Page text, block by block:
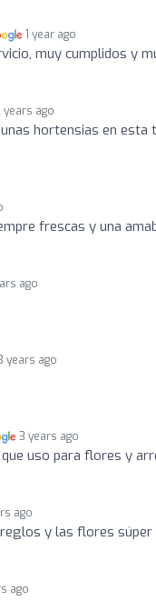
1 year ago
muy cumplidos y
years ago
hortensias en esta
frescas y una
ago
years ago
3 years ago
uso para flores y
ago
y las flores súper
ago